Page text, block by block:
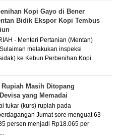
Kopi Gayo di Bener
Bidik Ekspor Kopi Tembus
- Menteri Pertanian (Mentan)
melakukan inspeksi
ke Kebun Perbenihan Kopi
Masih Ditopang
yang Memadai
tukar (kurs) rupiah pada
Jumat sore menguat 63
persen menjadi Rp18.065 per